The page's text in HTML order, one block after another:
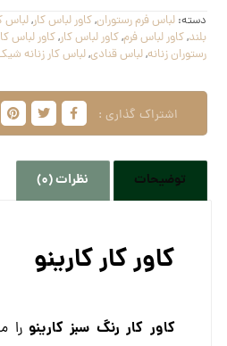
دسته:لباس فرم رستوران,کاور لباس کار,لباس
بلند,کاور لباس فرم,کاور لباس کار,کاور لباس
رستوران زنانه,لباس قنادی,لباس کار زنانه
توضیحات نظرات (0)
کاور کار کارینو
کاور کار رنگ سبز کارینو را